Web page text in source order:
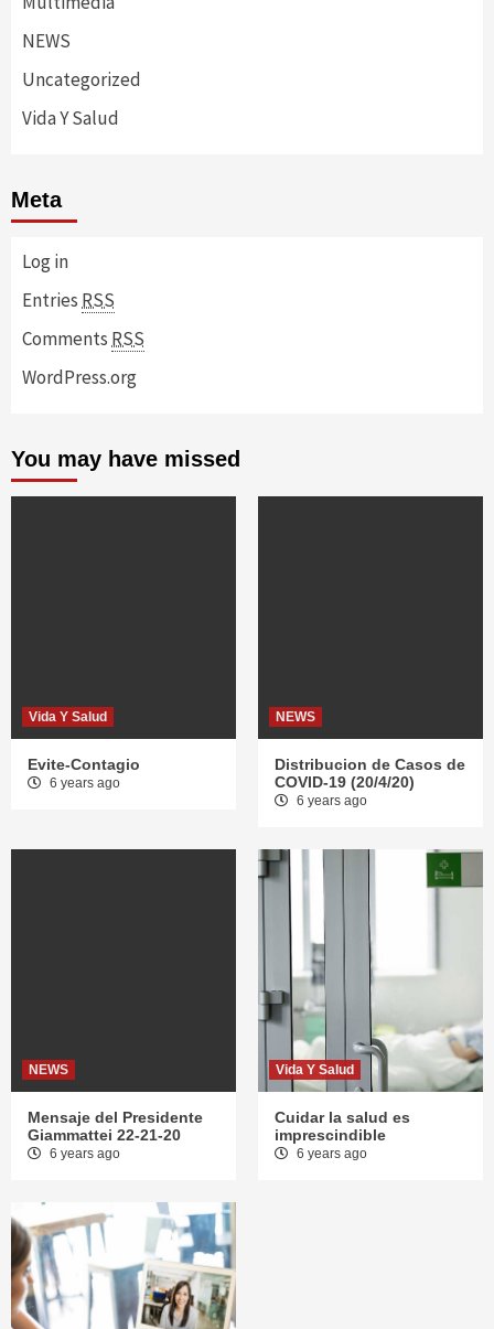
NEWS
Uncategorized
Vida Y Salud
Meta
Log in
Entries RSS
Comments RSS
WordPress.org
You may have missed
Vida Y Salud
Evite-Contagio
6 years ago
NEWS
Distribucion de Casos de
COVID-19 (20/4/20)
6 years ago
NEWS
Mensaje del Presidente
Giammattei 22-21-20
6 years ago
Vida Y Salud
Cuidar la salud es
imprescindible
6 years ago